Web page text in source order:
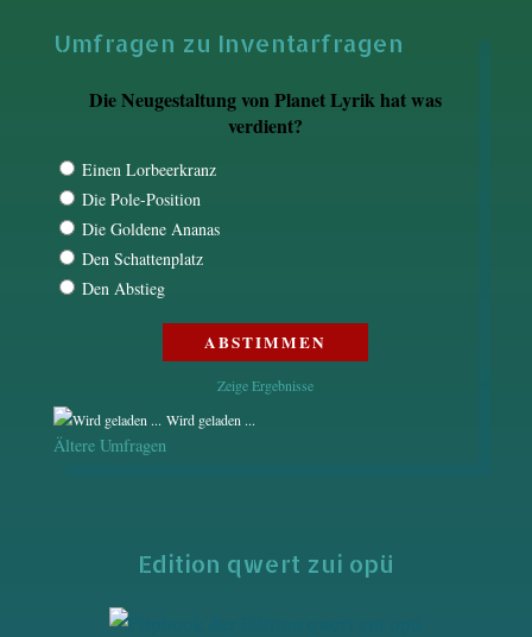
Umfragen zu Inventarfragen
Die Neugestaltung von Planet Lyrik hat was
verdient?
Einen Lorbeerkranz
Die Pole-Position
Die Goldene Ananas
Den Schattenplatz
Den Abstieg
Zeige Ergebnisse
Wird geladen ...
Ältere Umfragen
Edition qwert zui opü